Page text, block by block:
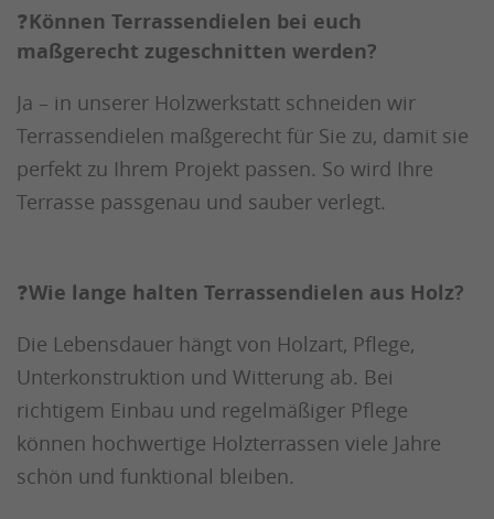
❓Können Terrassendielen bei euch
maßgerecht zugeschnitten werden?
Ja – in unserer Holzwerkstatt schneiden wir
Terrassendielen maßgerecht für Sie zu, damit sie
perfekt zu Ihrem Projekt passen. So wird Ihre
Terrasse passgenau und sauber verlegt.
❓Wie lange halten Terrassendielen aus Holz?
Die Lebensdauer hängt von Holzart, Pflege,
Unterkonstruktion und Witterung ab. Bei
richtigem Einbau und regelmäßiger Pflege
können hochwertige Holzterrassen viele Jahre
schön und funktional bleiben.